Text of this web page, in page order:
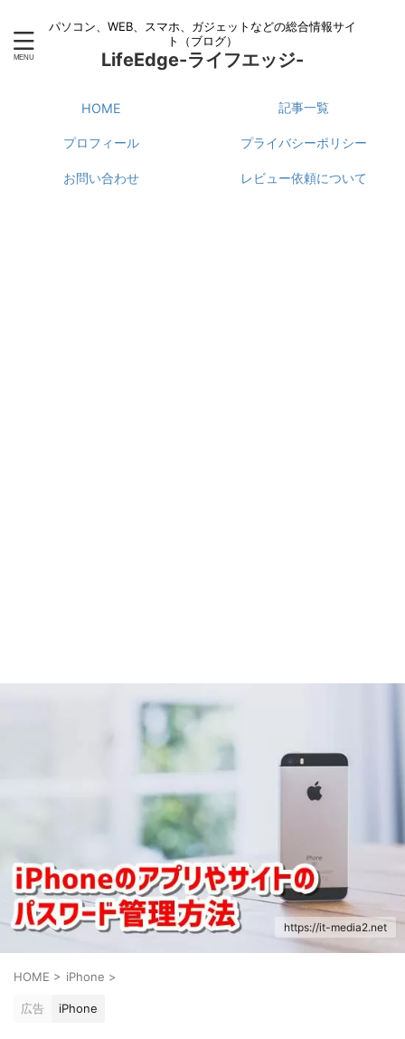
パソコン、WEB、スマホ、ガジェットなどの総合情報サイ
ト（ブログ）
LifeEdge-ライフエッジ-
HOME 記事一覧
プロフィール プライバシーポリシー
お問い合わせ レビュー依頼について
https://it-media2.net
HOME > iPhone >
広告 iPhone